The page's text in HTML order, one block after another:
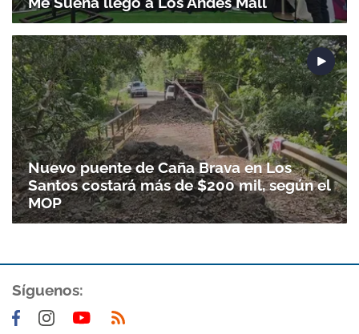
Nuevo puente de Caña Brava en Los
Santos costará más de $200 mil, según el
MOP
Síguenos: